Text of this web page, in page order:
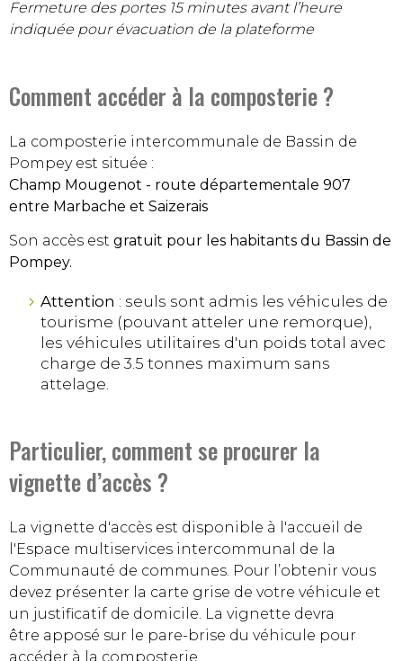
Fermeture des portes 15 minutes avant l’heure
indiquée pour évacuation de la plateforme
Comment accéder à la composterie ?
La composterie intercommunale de Bassin de
Pompey est située :
Champ Mougenot - route départementale 907
entre Marbache et Saizerais
Son accès est gratuit pour les habitants du Bassin de
Pompey.
Attention : seuls sont admis les véhicules de
tourisme (pouvant atteler une remorque),
les véhicules utilitaires d'un poids total avec
charge de 3.5 tonnes maximum sans
attelage.
Particulier, comment se procurer la
vignette d’accès ?
La vignette d'accès est disponible à l'accueil de
l'Espace multiservices intercommunal de la
Communauté de communes. Pour l’obtenir vous
devez présenter la carte grise de votre véhicule et
un justificatif de domicile. La vignette devra
être apposé sur le pare-brise du véhicule pour
accéder à la composterie.